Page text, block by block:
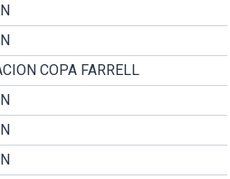
COPA FARRELL